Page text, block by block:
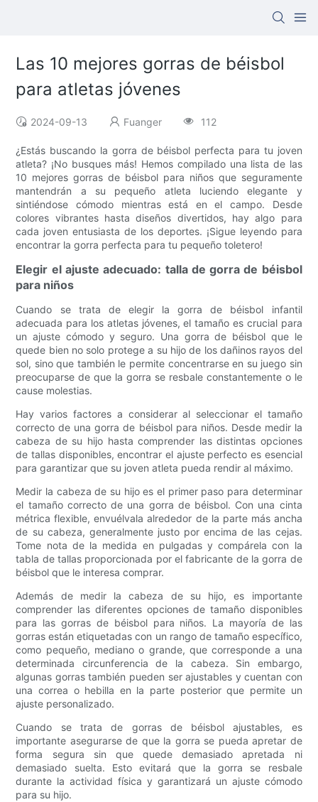
Las 10 mejores gorras de béisbol
para atletas jóvenes
2024-09-13 Fuanger 112
¿Estás buscando la gorra de béisbol perfecta para tu joven
atleta? ¡No busques más! Hemos compilado una lista de las
10 mejores gorras de béisbol para niños que seguramente
mantendrán a su pequeño atleta luciendo elegante y
sintiéndose cómodo mientras está en el campo. Desde
colores vibrantes hasta diseños divertidos, hay algo para
cada joven entusiasta de los deportes. ¡Sigue leyendo para
encontrar la gorra perfecta para tu pequeño toletero!
Elegir el ajuste adecuado: talla de gorra de béisbol
para niños
Cuando se trata de elegir la gorra de béisbol infantil
adecuada para los atletas jóvenes, el tamaño es crucial para
un ajuste cómodo y seguro. Una gorra de béisbol que le
quede bien no solo protege a su hijo de los dañinos rayos del
sol, sino que también le permite concentrarse en su juego sin
preocuparse de que la gorra se resbale constantemente o le
cause molestias.
Hay varios factores a considerar al seleccionar el tamaño
correcto de una gorra de béisbol para niños. Desde medir la
cabeza de su hijo hasta comprender las distintas opciones
de tallas disponibles, encontrar el ajuste perfecto es esencial
para garantizar que su joven atleta pueda rendir al máximo.
Medir la cabeza de su hijo es el primer paso para determinar
el tamaño correcto de una gorra de béisbol. Con una cinta
métrica flexible, envuélvala alrededor de la parte más ancha
de su cabeza, generalmente justo por encima de las cejas.
Tome nota de la medida en pulgadas y compárela con la
tabla de tallas proporcionada por el fabricante de la gorra de
béisbol que le interesa comprar.
Además de medir la cabeza de su hijo, es importante
comprender las diferentes opciones de tamaño disponibles
para las gorras de béisbol para niños. La mayoría de las
gorras están etiquetadas con un rango de tamaño específico,
como pequeño, mediano o grande, que corresponde a una
determinada circunferencia de la cabeza. Sin embargo,
algunas gorras también pueden ser ajustables y cuentan con
una correa o hebilla en la parte posterior que permite un
ajuste personalizado.
Cuando se trata de gorras de béisbol ajustables, es
importante asegurarse de que la gorra se pueda apretar de
forma segura sin que quede demasiado apretada ni
demasiado suelta. Esto evitará que la gorra se resbale
durante la actividad física y garantizará un ajuste cómodo
para su hijo.